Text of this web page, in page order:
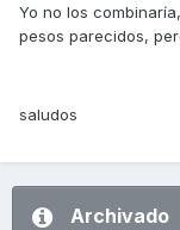
Yo no los
pesos parecidos,
saludos
Archivado